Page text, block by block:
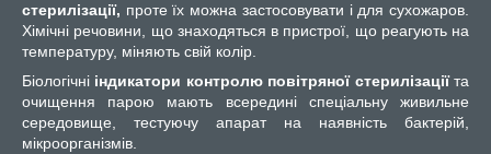
стерилізації, проте їх можна застосовувати і для сухожаров.
Хімічні речовини, що знаходяться в пристрої, що реагують на
температуру, міняють свій колір.
Біологічні індикатори контролю повітряної стерилізаціїта
очищення парою мають всередині спеціальну живильне
середовище, тестуючу апарат на наявність бактерій,
мікроорганізмів.